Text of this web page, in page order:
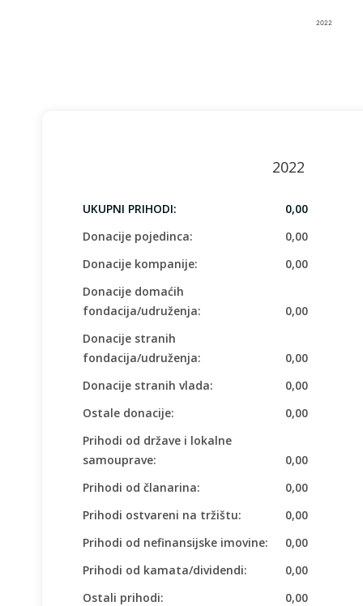
2022
2022
UKUPNI PRIHODI:
0,00
Donacije pojedinca:
0,00
Donacije kompanije:
0,00
Donacije domaćih
fondacija/udruženja:
0,00
Donacije stranih
fondacija/udruženja:
0,00
Donacije stranih vlada:
0,00
Ostale donacije:
0,00
Prihodi od države i lokalne
samouprave:
0,00
Prihodi od članarina:
0,00
Prihodi ostvareni na tržištu:
0,00
Prihodi od nefinansijske imovine:
0,00
Prihodi od kamata/dividendi:
0,00
Ostali prihodi:
0,00